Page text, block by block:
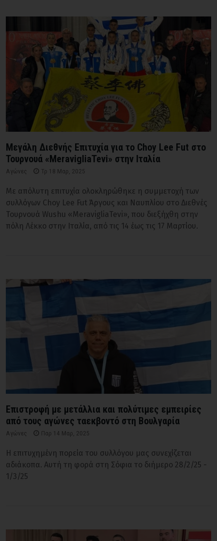
Μεγάλη Διεθνής Επιτυχία για το Choy Lee Fut στο
Τουρνουά «MeravigliaTevi» στην Ιταλία
Αγώνες Τρ 18 Μαρ, 2025
Με απόλυτη επιτυχία ολοκληρώθηκε η συμμετοχή των
συλλόγων Choy Lee Fut Άργους και Ναυπλίου στο Διεθνές
Τουρνουά Wushu «MeravigliaTevi», που διεξήχθη στην
πόλη Λέκκο στην Ιταλία, από τις 14 έως τις 17 Μαρτίου.
Επιστροφή με μετάλλια και πολύτιμες εμπειρίες
από τους αγώνες ταεκβοντό στη Βουλγαρία
Αγώνες Παρ 14 Μαρ, 2025
Η επιτυχημένη πορεία του συλλόγου μας συνεχίζεται
αδιάκοπα. Αυτή τη φορά στη Σόφια το διήμερο 28/2/25 -
1/3/25